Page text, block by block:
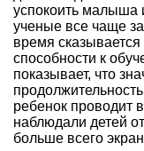
успокоить малыша
ученые все чаще
время
способности к
показывает, что
ребенок проводит
наблюдали детей
больше всего